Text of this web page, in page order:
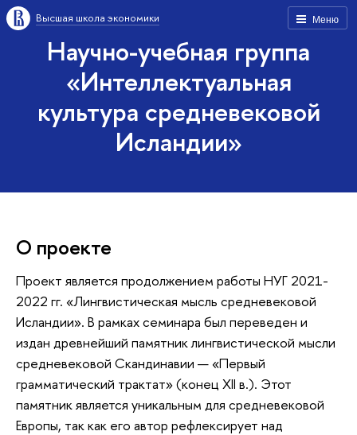
Меню
Высшая школа экономики
Научно-учебная группа
«Интеллектуальная
культура средневековой
Исландии»
О проекте
Проект является продолжением работы НУГ 2021-
2022 гг. «Лингвистическая мысль средневековой
Исландии». В рамках семинара был переведен и
издан древнейший памятник лингвистической мысли
средневековой Скандинавии — «Первый
грамматический трактат» (конец XII в.). Этот
памятник является уникальным для средневековой
Европы, так как его автор рефлексирует над